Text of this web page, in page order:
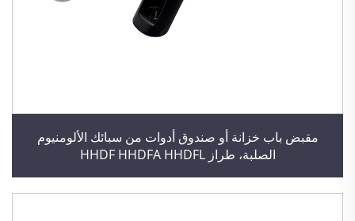
مقبض باب خزانة أو صندوق أدوات من سبائك الألومنيوم
الصلبة، طراز HHDF HHDFA HHDFL